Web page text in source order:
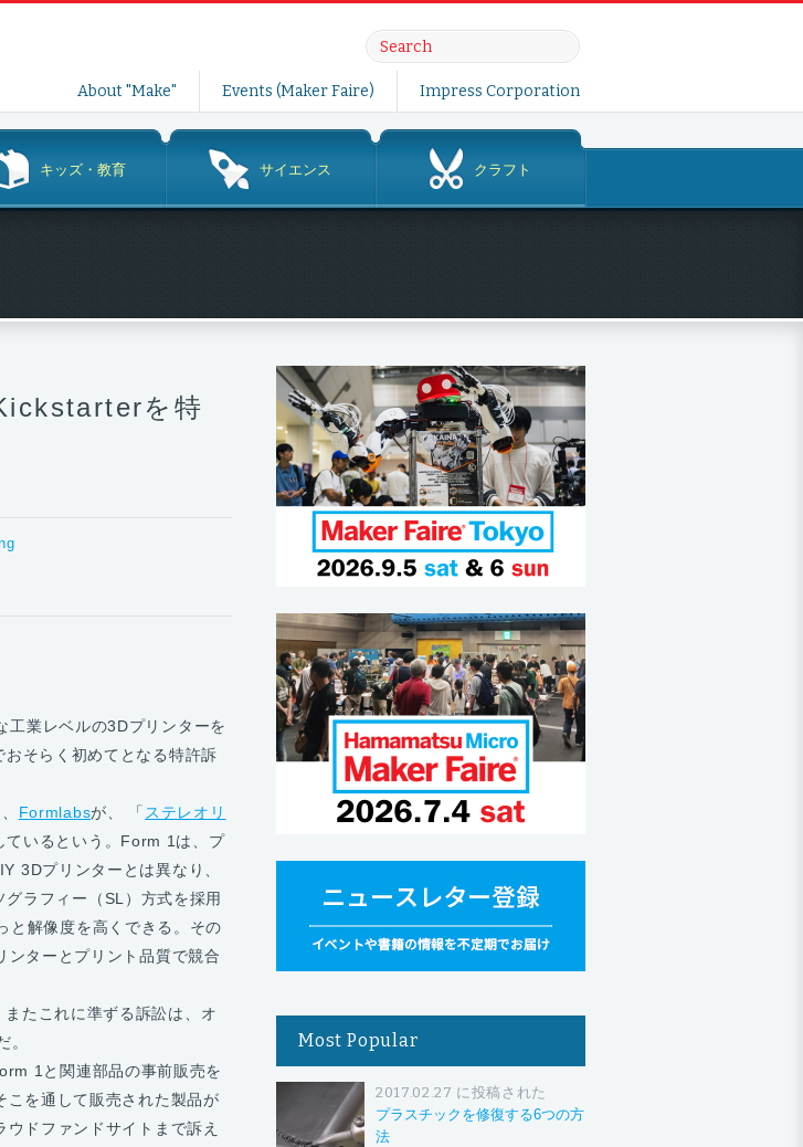
テ
ツ
へ
About "Make" Events (Maker Faire) Impress Corporation
キッズ・教育 サイエンス クラフト
を特
工業レベルの3Dプリンターを
そらく初めてとなる特許訴
Formlabsが、 「 ステレオリ
ているという。Form 1は、プ
3Dプリンターとは異なり、
ラフィー（SL）方式を採用
と解像度を高くできる。その
ターとプリント品質で競合
たこれに準ずる訴訟は、オ
。
1と関連部品の事前販売を
を通して販売された製品が
ドファンドサイトまで訴え
Most Popular
2017.02.27 に投稿された
プラスチックを修復する6つの方
法